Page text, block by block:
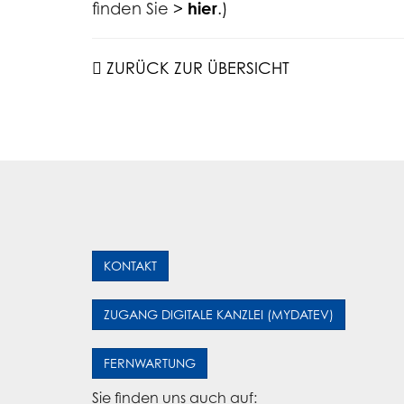
finden Sie > hier.)
ZURÜCK ZUR ÜBERSICHT
KONTAKT
ZUGANG DIGITALE KANZLEI (MYDATEV)
FERNWARTUNG
Sie finden uns auch auf: